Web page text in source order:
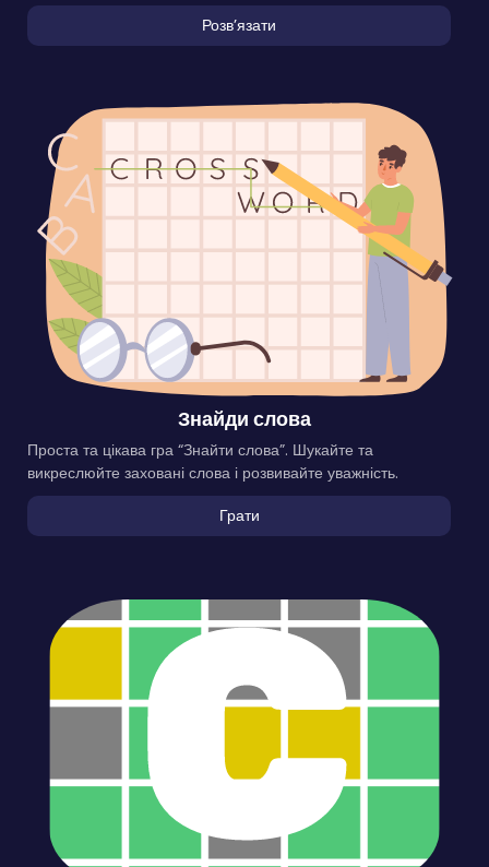
Розвʼязати
Знайди слова
Проста та цікава гра “Знайти слова”. Шукайте та
викреслюйте заховані слова і розвивайте уважність.
Грати